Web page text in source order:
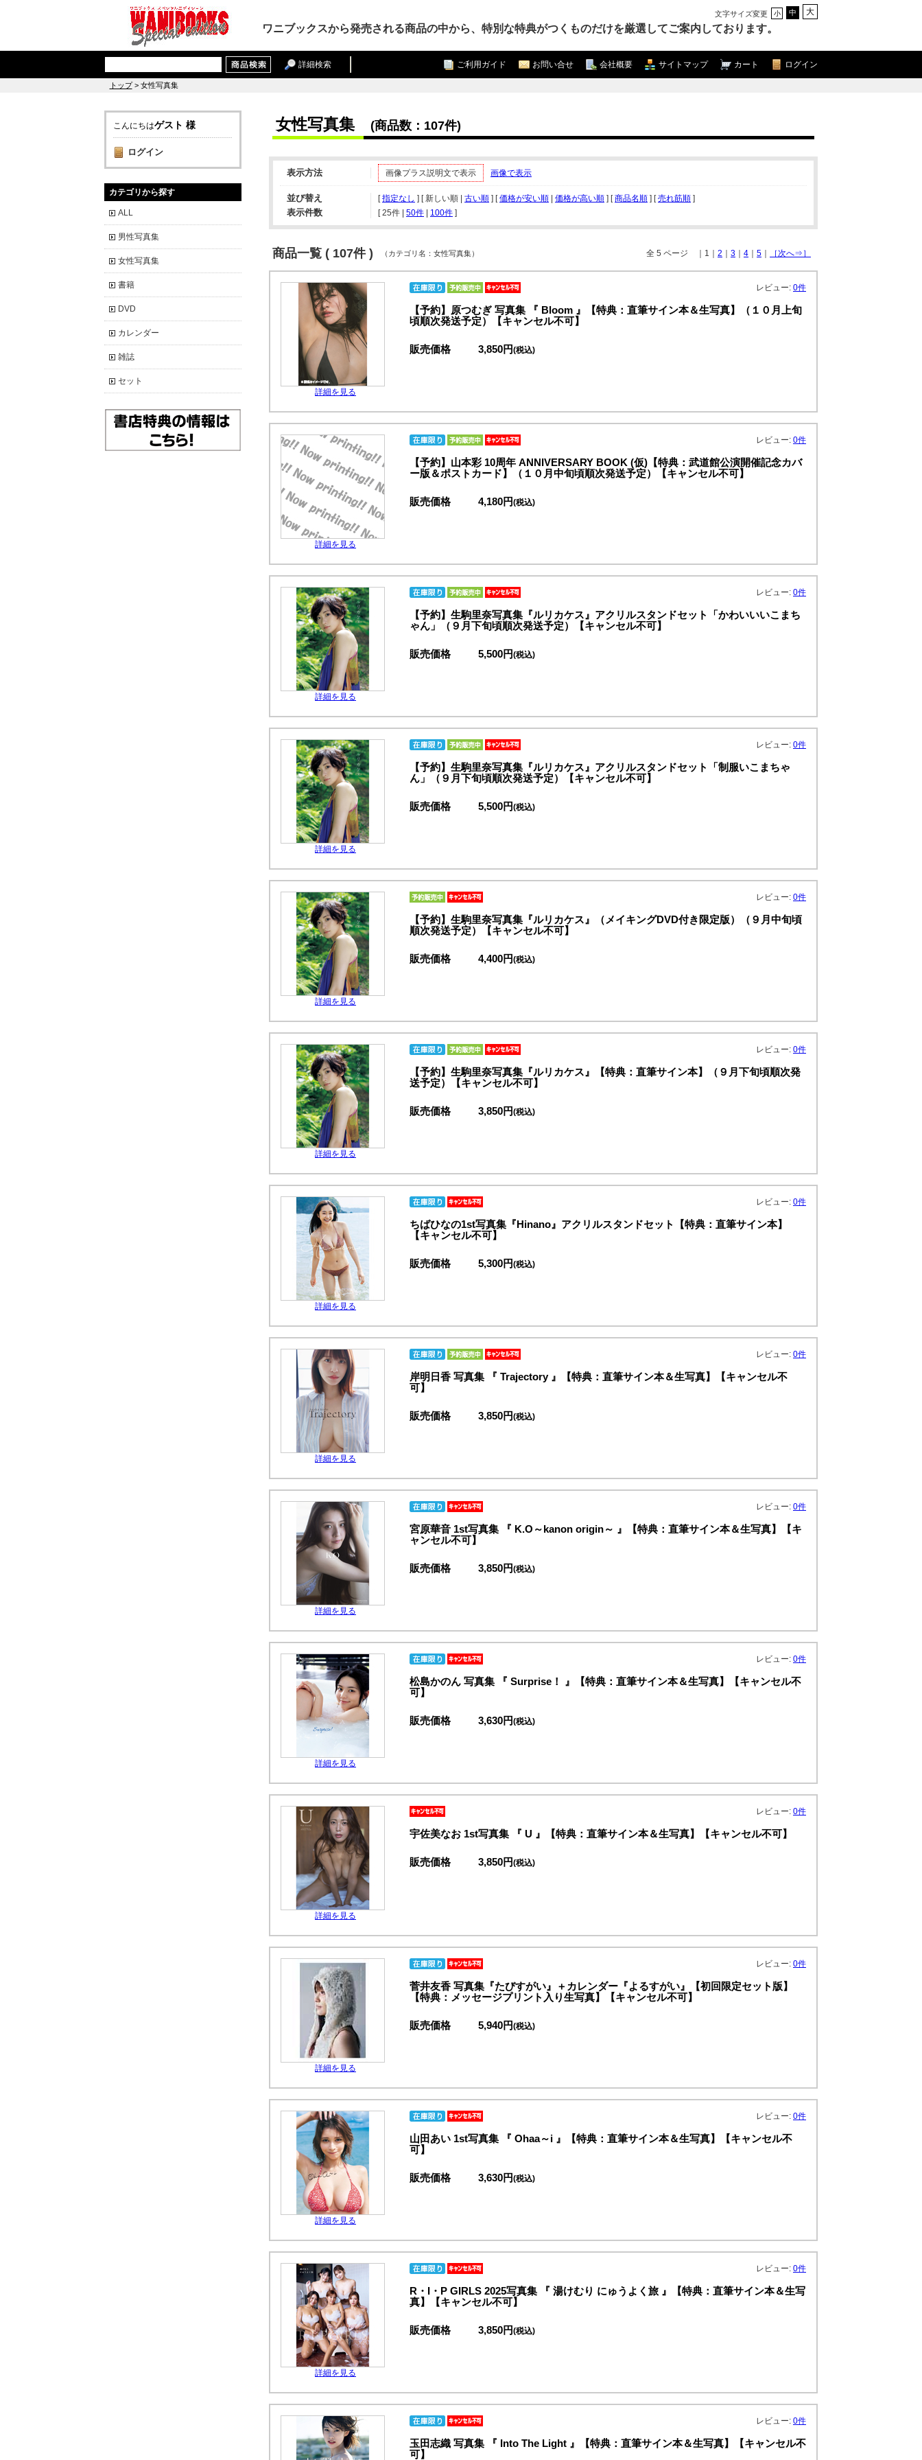
文字サイズ変更 小 中 大
ワニブックスから発売される商品の中から、特別な特典がつくものだけを厳選してご案内しております。
詳細検索 ログイン
カート
サイトマップ
会社概要
お問い合せ
ご利用ガイド
トップ> 女性写真集
こんにちはゲスト 様
ログイン
カテゴリから探す
ALL
男性写真集
女性写真集
書籍
DVD
カレンダー
雑誌
セット
女性写真集 (商品数：107件)
表示方法 画像プラス説明文で表示 画像で表示
並び替え [指定なし ] [ 新しい順 | 古い順 ] [価格が安い順 価格が高い順 ] [商品名順 ] [売れ筋順 ]
表示件数 [ 25件 50件 100件 ]
商品一覧 ( 107件 ) 全 5 ページ ｜1｜ 2 3 4 5 ［次へ⇒］
（カテゴリ名：女性写真集）
詳細を見る
レビュー: 0件
【予約】原つむぎ 写真集 『 Bloom 』【特典：直筆サイン本＆生写真】（１０月上旬
頃順次発送予定）【キャンセル不可】
販売価格 3,850円(税込)
詳細を見る
レビュー: 0件
【予約】山本彩 10周年 ANNIVERSARY BOOK (仮)【特典：武道館公演開催記念カバ
ー版＆ポストカード】（１０月中旬頃順次発送予定）【キャンセル不可】
販売価格 4,180円(税込)
詳細を見る
レビュー: 0件
【予約】生駒里奈写真集『ルリカケス』アクリルスタンドセット「かわいいいこまち
ゃん」（９月下旬頃順次発送予定）【キャンセル不可】
販売価格 5,500円(税込)
詳細を見る
レビュー: 0件
【予約】生駒里奈写真集『ルリカケス』アクリルスタンドセット「制服いこまちゃ
ん」（９月下旬頃順次発送予定）【キャンセル不可】
販売価格 5,500円(税込)
詳細を見る
レビュー: 0件
【予約】生駒里奈写真集『ルリカケス』（メイキングDVD付き限定版）（９月中旬頃
順次発送予定）【キャンセル不可】
販売価格 4,400円(税込)
詳細を見る
レビュー: 0件
【予約】生駒里奈写真集『ルリカケス』【特典：直筆サイン本】（９月下旬頃順次発
送予定）【キャンセル不可】
販売価格 3,850円(税込)
詳細を見る
レビュー: 0件
ちばひなの1st写真集『Hinano』アクリルスタンドセット【特典：直筆サイン本】
【キャンセル不可】
販売価格 5,300円(税込)
詳細を見る
レビュー: 0件
岸明日香 写真集 『 Trajectory 』【特典：直筆サイン本＆生写真】【キャンセル不
可】
販売価格 3,850円(税込)
詳細を見る
レビュー: 0件
宮原華音 1st写真集 『 K.O～kanon origin～ 』【特典：直筆サイン本＆生写真】【キ
ャンセル不可】
販売価格 3,850円(税込)
詳細を見る
レビュー: 0件
松島かのん 写真集 『 Surprise！ 』【特典：直筆サイン本＆生写真】【キャンセル不
可】
販売価格 3,630円(税込)
詳細を見る
レビュー: 0件
宇佐美なお 1st写真集 『 U 』【特典：直筆サイン本＆生写真】【キャンセル不可】
販売価格 3,850円(税込)
詳細を見る
レビュー: 0件
菅井友香 写真集『たびすがい』＋カレンダー『よるすがい』【初回限定セット版】
【特典：メッセージプリント入り生写真】【キャンセル不可】
販売価格 5,940円(税込)
詳細を見る
レビュー: 0件
山田あい 1st写真集 『 Ohaa～i 』【特典：直筆サイン本＆生写真】【キャンセル不
可】
販売価格 3,630円(税込)
詳細を見る
レビュー: 0件
R・I・P GIRLS 2025写真集 『 湯けむり にゅうよく旅 』【特典：直筆サイン本＆生写
真】【キャンセル不可】
販売価格 3,850円(税込)
レビュー: 0件
玉田志織 写真集 『 Into The Light 』【特典：直筆サイン本＆生写真】【キャンセル不
可】